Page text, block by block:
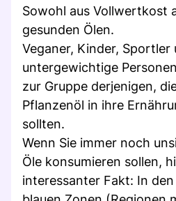
Sowohl aus Vollwertkost
gesunden Ölen.
Veganer, Kinder, Sportler
untergewichtige
zur Gruppe derjenigen,
Pflanzenöl in ihre
sollten.
Wenn Sie immer noch
Öle konsumieren sollen,
interessanter Fakt: In